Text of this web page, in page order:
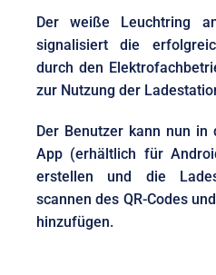
Der weiße Leuchtring
signalisiert die
durch den
zur Nutzung der
Der Benutzer kann nun
App (erhältlich für
erstellen und die
scannen des QR-Codes
hinzufügen.